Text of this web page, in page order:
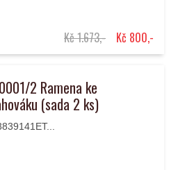
Kč 1.673,- Kč 800,-
2 Ramena ke
(sada 2 ks)